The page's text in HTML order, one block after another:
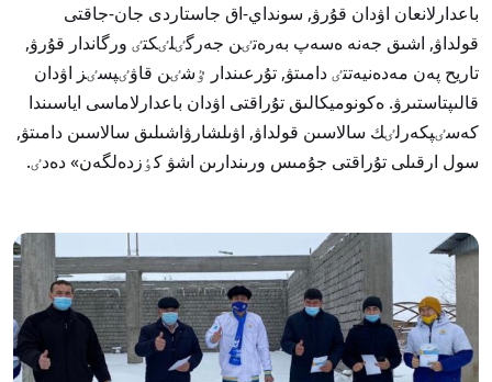
باعدارلانعان اۋدان قۇرۋ, سونداي-اق جاستاردى جان-جاقتى
قولداۋ, اشىق جەنە ەسەپ بەرەتٸن جەرگٸلٸكتٸ ورگاندار قۇرۋ,
تاريح پەن مەدەنيەتتٸ دامىتۋ, تۇرعىندار ٷشٸن قاۋٸپسٸز اۋدان
قالىپتاستىرۋ. ەكونوميكالىق تۇراقتى اۋدان باعدارلاماسى اياسىندا
كەسٸپكەرلٸك سالاسىن قولداۋ, اۋىلشارۋاشىلىق سالاسىن دامىتۋ,
سول ارقىلى تۇراقتى جۇمىس ورىندارىن اشۋ كٶزدەلگەن» دەدٸ.